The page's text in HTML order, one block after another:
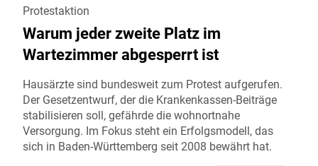
Protestaktion
Warum jeder zweite Platz im
Wartezimmer abgesperrt ist
Hausärzte sind bundesweit zum Protest aufgerufen.
Der Gesetzentwurf, der die Krankenkassen-Beiträge
stabilisieren soll, gefährde die wohnortnahe
Versorgung. Im Fokus steht ein Erfolgsmodell, das
sich in Baden-Württemberg seit 2008 bewährt hat.